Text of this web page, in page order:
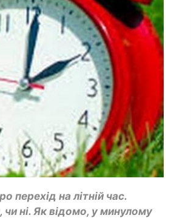
перехід на літній час.
чи ні. Як відомо, у минулому